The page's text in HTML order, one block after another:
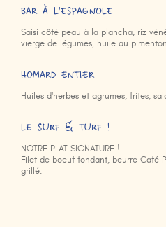
BAR À L'ESPAGNOLE
Saisi côté peau à la plancha, riz
vierge de légumes, huile au
HOMARD ENTIER
Huiles d'herbes et agrumes, frites,
LE SURF & TURF !
NOTRE PLAT SIGNATURE !
Filet de boeuf fondant, beurre Café
grillé.